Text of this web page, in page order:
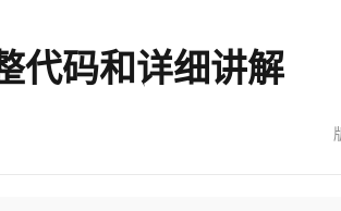
代码和详细讲解
智能易用的域名与建站服务 安全可靠、
Qwen-Audio-3.0-Realtime 端到端实时语音角色扮演
拥有 DeepSeek-V4-Pro
输入一句话想
一键购买专
1亿+免费 tokens，加速 Al 应用落地 智能编程，一
从图文生成
优势
要素
宝塔 Linux
态伙伴
弹性计算合作
数据库合作
术服务
全部认证
运之旅
阿里云中企出